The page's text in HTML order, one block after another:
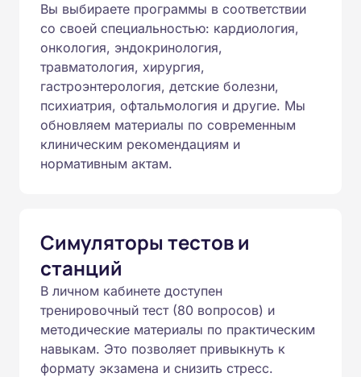
Вы выбираете программы в соответствии
со своей специальностью: кардиология,
онкология, эндокринология,
травматология, хирургия,
гастроэнтерология, детские болезни,
психиатрия, офтальмология и другие. Мы
обновляем материалы по современным
клиническим рекомендациям и
нормативным актам.
Симуляторы тестов и
станций
В личном кабинете доступен
тренировочный тест (80 вопросов) и
методические материалы по практическим
навыкам. Это позволяет привыкнуть к
формату экзамена и снизить стресс.